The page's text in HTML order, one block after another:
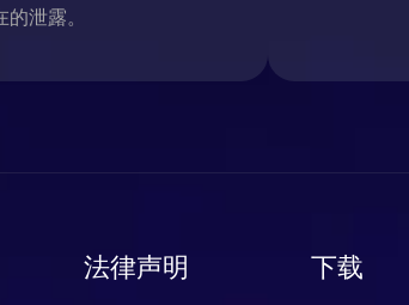
泄露。
法律声明 下载